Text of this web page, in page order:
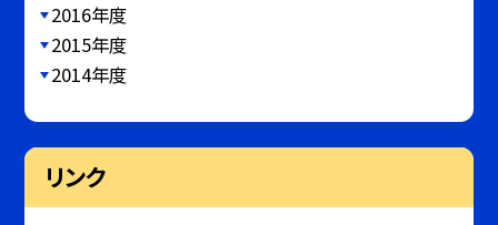
2016年度
2015年度
2014年度
リンク